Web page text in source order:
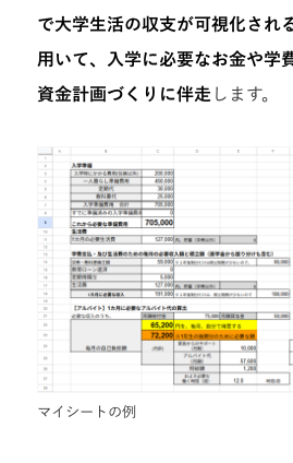
で大学生活の収支が可視化され
用いて、入学に必要なお金や学
資金計画づくりに伴走 します。
マイシートの例